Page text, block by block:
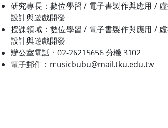
研究專長：數位學習 / 電子書製作與應用 /
設計與遊戲開發
授課領域：數位學習 / 電子書製作與應用 /
設計與遊戲開發
辦公室電話：02-26215656 分機 3102
電子郵件：musicbubu@mail.tku.edu.tw